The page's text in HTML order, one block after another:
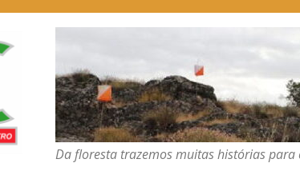
COC – CLUBE DE ORIENTAÇÃO DO CENTRO
Da floresta trazemos muitas histórias para contar, mas
Da floresta trazemos muitas histórias